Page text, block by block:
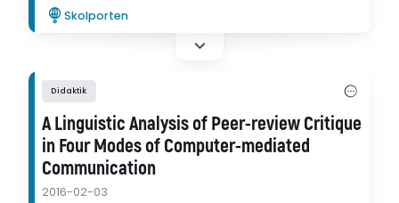
lärande i en virtuell lärmiljö.
Skolporten
Didaktik
A Linguistic Analysis of Peer-review Critique
in Four Modes of Computer-mediated
Communication
2016-02-03